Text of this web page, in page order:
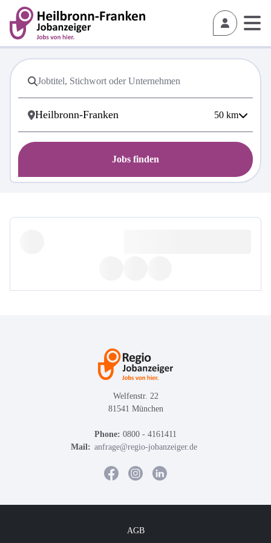
50 km
Jobs finden
Welfenstr. 22
81541 München
Phone: 0800 - 4161411
Mail: anfrage@regio-jobanzeiger.de
AGB